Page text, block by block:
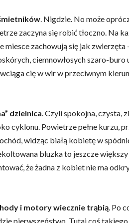
. Nigdzie. No może
zaczyna się robić tłoczno. Na
miesce zachowują się jak
ciemnowłosych szaro-
cię w wir w przeciwnym
dzielnica. Czyli spokojna, czysta,
cyklonu. Powietrze pełne kurzu,
widząc białą kobietę w
bluzka to jeszcze
że żadna z kobiet nie ma
i motory wiecznie trąbią. Po
pierwszeństwo. Tutaj coś